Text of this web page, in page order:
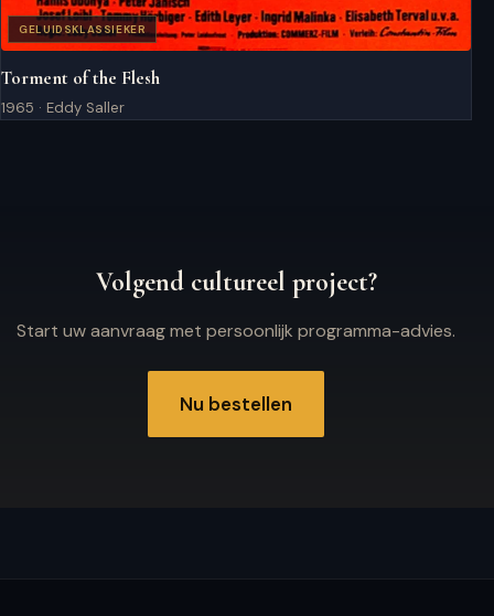
GELUIDSKLASSIEKER
Torment of the Flesh
1965 · Eddy Saller
Volgend cultureel project?
Start uw aanvraag met persoonlijk programma-advies.
Nu bestellen